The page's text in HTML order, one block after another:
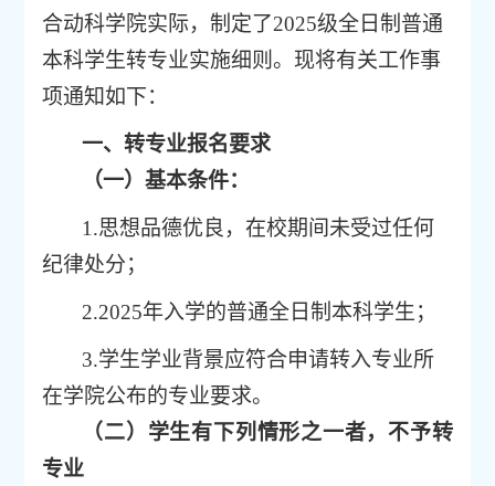
合动科学院实际，制定了2025级全日制普通
本科学生转专业实施细则。现将有关工作事
项通知如下：
一、转专业报名要求
（一）基本条件：
1.思想品德优良，在校期间未受过任何
纪律处分；
2.2025年入学的普通全日制本科学生；
3.学生学业背景应符合申请转入专业所
在学院公布的专业要求。
（二）学生有下列情形之一者，不予转
专业